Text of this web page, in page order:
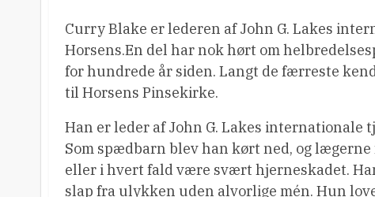
Curry Blake er lederen af John G. Lakes
Horsens.En del har nok hørt om
for hundrede år siden. Langt de færreste
til Horsens Pinsekirke.
Han er leder af John G. Lakes internationale
Som spædbarn blev han kørt ned, og
eller i hvert fald være svært hjerneskadet.
slap fra ulykken uden alvorlige mén. Hun